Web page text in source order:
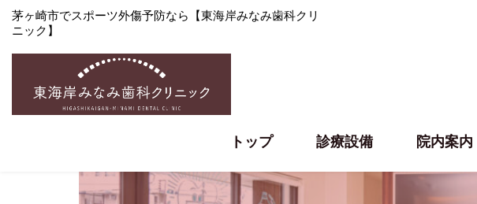
茅ヶ崎市でスポーツ外傷予防なら【東海岸みなみ歯科クリ
ニック】
トップ 診療設備 院内案内